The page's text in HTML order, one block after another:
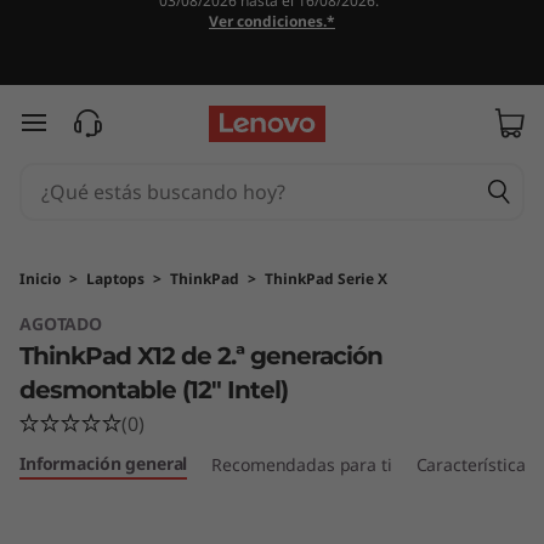
h
P
a
d
X
1
Ver condiciones.*
Ir al contenido principal
Inicio > Laptops > ThinkPad > ThinkPad Serie X
AGOTADO
ThinkPad X12 de 2.ª generación
desmontable (12″ Intel)
(0)
Información general Recomendadas para ti Características